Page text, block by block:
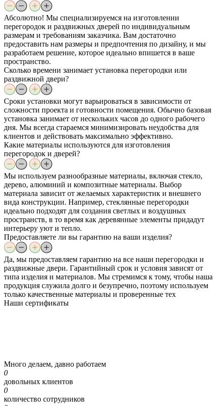
Абсолютно! Мы специализируемся на изготовлении
перегородок и раздвижных дверей по индивидуальным
размерам и требованиям заказчика. Вам достаточно
предоставить нам размеры и предпочтения по дизайну, и мы
разработаем решение, которое идеально впишется в ваше
пространство.
Сколько времени занимает установка перегородки или
раздвижной двери?
Сроки установки могут варьироваться в зависимости от
сложности проекта и готовности помещения. Обычно базовая
установка занимает от нескольких часов до одного рабочего
дня. Мы всегда стараемся минимизировать неудобства для
клиентов и действовать максимально эффективно.
Какие материалы используются для изготовления
перегородок и дверей?
Мы используем разнообразные материалы, включая стекло,
дерево, алюминий и композитные материалы. Выбор
материала зависит от желаемых характеристик и внешнего
вида конструкции. Например, стеклянные перегородки
идеально подходят для создания светлых и воздушных
пространств, в то время как деревянные элементы придадут
интерьеру уют и тепло.
Предоставляете ли вы гарантию на ваши изделия?
Да, мы предоставляем гарантию на все наши перегородки и
раздвижные двери. Гарантийный срок и условия зависят от
типа изделия и материалов. Мы стремимся к тому, чтобы наша
продукция служила долго и безупречно, поэтому используем
только качественные материалы и проверенные тех
Наши сертификаты
Много делаем, давно работаем
0
довольных клиентов
0
количество сотрудников